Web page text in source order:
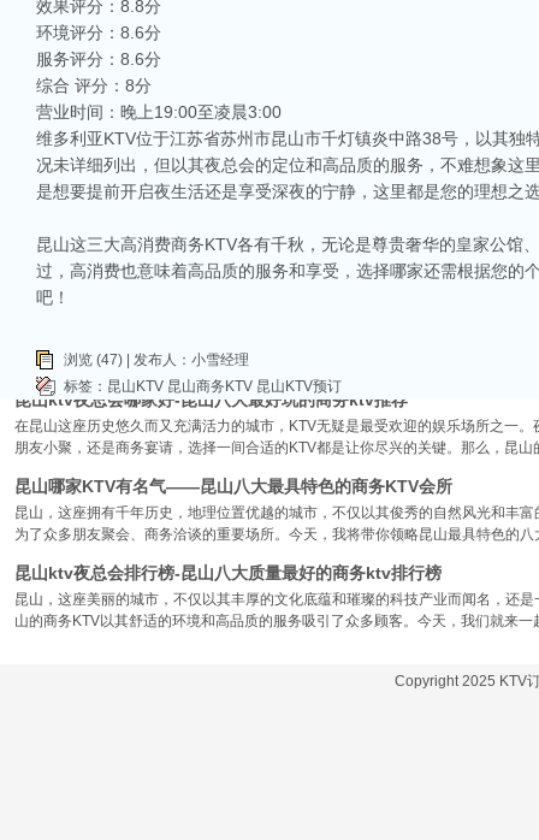
相关推荐
昆山ktv夜场哪里好玩-昆山八大便宜好玩的商务ktv会所排名
昆山天外天KTV以其优雅的环境和周到的服务著称。这里不仅拥有现代的音响设
响，给你带来无与伦比的视听享受。这里还提供多种酒水和小吃，确保你和朋友
昆山ktv哪个比较好-昆山八大比较好的ktv娱乐会所推荐
让我们一起来看看，昆山有哪些比较好的KTV娱乐会所，给你带来无与伦比的唱歌
昆山市区周边有哪些好玩的ktv-昆山五大高端ktv排名
KTV排名，带你领略一下这其中的魅力！
昆山ktv夜总会哪家好-昆山八大最好玩的商务ktv推荐
在昆山这座历史悠久而又充满活力的城市，KTV无疑是最受欢迎的娱乐场所之一
朋友小聚，还是商务宴请，选择一间合适的KTV都是让你尽兴的关键。那么，昆
昆山哪家KTV有名气——昆山八大最具特色的商务KTV会所
昆山，这座拥有千年历史，地理位置优越的城市，不仅以其俊秀的自然风光和丰
为了众多朋友聚会、商务洽谈的重要场所。今天，我将带你领略昆山最具特色的
昆山ktv夜总会排行榜-昆山八大质量最好的商务ktv排行榜
昆山，这座美丽的城市，不仅以其丰厚的文化底蕴和璀璨的科技产业而闻名，还
山的商务KTV以其舒适的环境和高品质的服务吸引了众多顾客。今天，我们就来
效果评分：8.8分
环境评分：8.6分
服务评分：8.6分
综合 评分：8分
营业时间：晚上19:00至凌晨3:00
维多利亚KTV位于江苏省苏州市昆山市千灯镇炎中路38号，以其
况未详细列出，但以其夜总会的定位和高品质的服务，不难想象
是想要提前开启夜生活还是享受深夜的宁静，这里都是您的理想之
昆山这三大高消费商务KTV各有千秋，无论是尊贵奢华的皇家公
过，高消费也意味着高品质的服务和享受，选择哪家还需根据您
吧！
浏览 (47) | 发布人：小雪经理
标签： 昆山KTV 昆山商务KTV 昆山KTV预订
Copyright 2025 KTV